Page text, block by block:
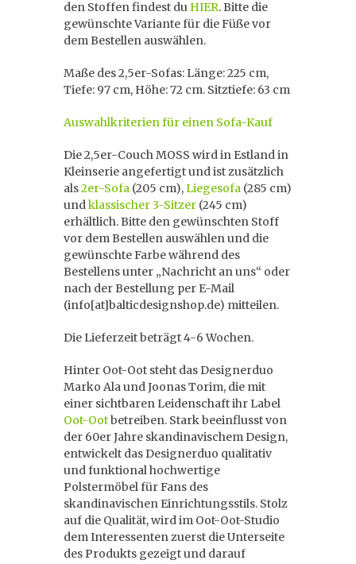
den Stoffen findest du HIER. Bitte die
gewünschte Variante für die Füße vor
dem Bestellen auswählen.
Maße des 2,5er-Sofas: Länge: 225 cm,
Tiefe: 97 cm, Höhe: 72 cm. Sitztiefe: 63 cm
Auswahlkriterien für einen Sofa-Kauf
Die 2,5er-Couch MOSS wird in Estland in
Kleinserie angefertigt und ist zusätzlich
als2er-Sofa (205 cm),Liegesofa (285 cm)
undklassischer 3-Sitzer (245 cm)
erhältlich. Bitte den gewünschten Stoff
vor dem Bestellen auswählen und die
gewünschte Farbe während des
Bestellens unter „Nachricht an uns“ oder
nach der Bestellung per E-Mail
(info[at]balticdesignshop.de) mitteilen.
Die Lieferzeit beträgt 4-6 Wochen.
Hinter Oot-Oot steht das Designerduo
Marko Ala und Joonas Torim, die mit
einer sichtbaren Leidenschaft ihr Label
Oot-Ootbetreiben. Stark beeinflusst von
der 60er Jahre skandinavischem Design,
entwickelt das Designerduo qualitativ
und funktional hochwertige
Polstermöbel für Fans des
skandinavischen Einrichtungsstils. Stolz
auf die Qualität, wird im Oot-Oot-Studio
dem Interessenten zuerst die Unterseite
des Produkts gezeigt und darauf